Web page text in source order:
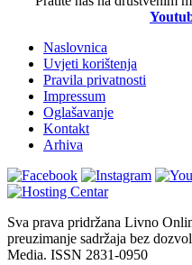
Naslovnica
Uvjeti korištenja
Pravila privatnosti
Impressum
Oglašavanje
Kontakt
Arhiva
Sva prava pridržana Livno
preuzimanje sadržaja bez
Media. ISSN 2831-0950